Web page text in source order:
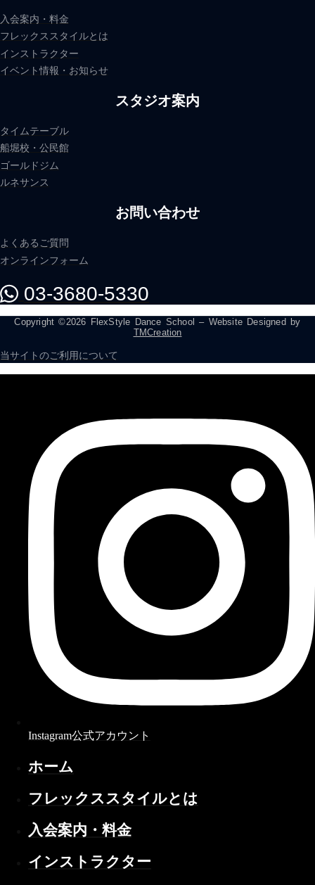
入会案内・料金
フレックススタイルとは
インストラクター
イベント情報・お知らせ
スタジオ案内
タイムテーブル
船堀校・公民館
ゴールドジム
ルネサンス
お問い合わせ
よくあるご質問
オンラインフォーム
03-3680-5330
Copyright ©2026 FlexStyle Dance School – Website Designed by
TMCreation
当サイトのご利用について
Instagram公式アカウント
ホーム
フレックススタイルとは
入会案内・料金
インストラクター